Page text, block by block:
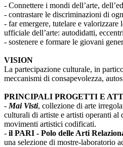
- Connettere i mondi dell’arte,
- contrastare le discriminazioni di
- far emergere, tutelare e valorizzare
ufficiale dell’arte: autodidatti,
- sostenere e formare le giovani
VISION
La partecipazione culturale, in
meccanismi di consapevolezza,
PRINCIPALI PROGETTI E
- Mai Visti, collezione di arte
culturali di artiste e artisti operanti
movimenti artistici codificati.
- il PARI - Polo delle Arti
una selezione di mostre-laboratorio